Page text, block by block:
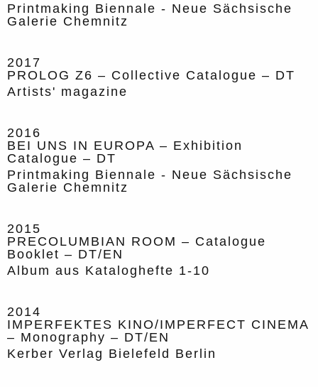
Printmaking Biennale - Neue Sächsische
Galerie Chemnitz
2017
PROLOG Z6 – Collective Catalogue – DT
Artists' magazine
2016
BEI UNS IN EUROPA – Exhibition
Catalogue – DT
Printmaking Biennale - Neue Sächsische
Galerie Chemnitz
2015
PRECOLUMBIAN ROOM – Catalogue
Booklet – DT/EN
Album aus Kataloghefte 1-10
2014
IMPERFEKTES KINO/IMPERFECT CINEMA
– Monography – DT/EN
Kerber Verlag Bielefeld Berlin